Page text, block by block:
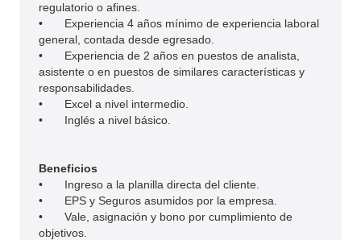
regulatorio o afines.
•
Experiencia 4 años mínimo de experiencia laboral
general, contada desde egresado.
•
Experiencia de 2 años en puestos de analista,
asistente o en puestos de similares características y
responsabilidades.
•
Excel a nivel intermedio.
•
Inglés a nivel básico.
Beneficios
•
Ingreso a la planilla directa del cliente.
•
EPS y Seguros asumidos por la empresa.
•
Vale, asignación y bono por cumplimiento de
objetivos.